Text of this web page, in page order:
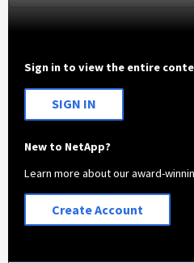
Sign in to view the entire
SIGN IN
New to NetApp?
Learn more about our award-
Create Account